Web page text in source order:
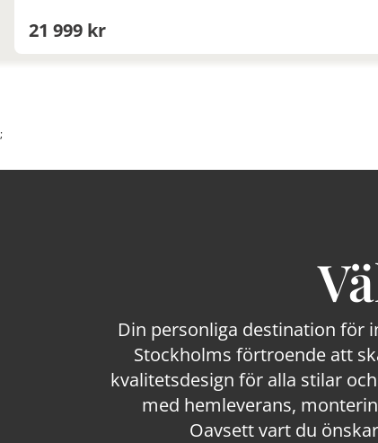
21 999 kr
;
Din personliga destination för
Stockholms förtroende att
kvalitetsdesign för alla stilar
med hemleverans,
Oavsett vart du